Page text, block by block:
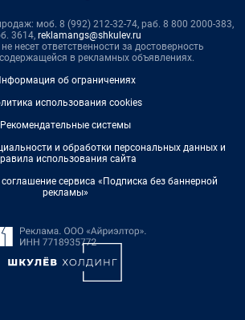
моб. 8 (992) 212-32-74, раб. 8 800 2000-383,
3614, reklamangs@shkulev.ru
несет ответственности за достоверность
в рекламных объявлениях.
об ограничениях
использования cookies
Рекомендательные системы
и обработки персональных данных и
использования сайта
сервиса «Подписка без баннерной
рекламы»